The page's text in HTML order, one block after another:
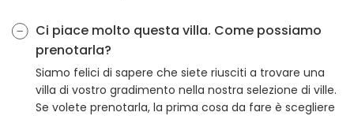
Ci piace molto questa villa. Come possiamo
prenotarla?
Siamo felici di sapere che siete riusciti a trovare una
villa di vostro gradimento nella nostra selezione di ville.
Se volete prenotarla, la prima cosa da fare è scegliere